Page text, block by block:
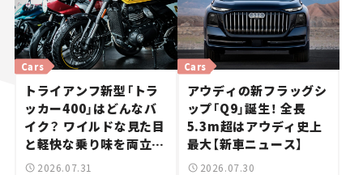
トライアンフ新型「トラ
ッカー400」はどんなバ
イク？ ワイルドな見た目
と軽快な乗り味を両立し
た400ccフラットトラッ
Cars
2026.07.31
アウディの新フラッグシ
ップ「Q9」誕生！ 全長
5.3m超はアウディ史上
最大【新車ニュース】
Cars
2026.07.30